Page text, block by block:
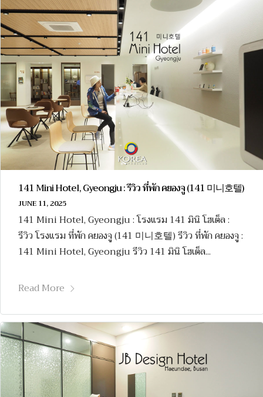
141 Mini Hotel, Gyeongju : รีวิว ที่พัก คยองจู (141 미니호텔)
JUNE 11, 2025
141 Mini Hotel, Gyeongju : โรงแรม 141 มินิ โฮเต็ล :
รีวิว โรงแรม ที่พัก คยองจู (141 미니호텔) รีวิว ที่พัก คยองจู :
141 Mini Hotel, Gyeongju รีวิว 141 มินิ โฮเต็ล...
Read More